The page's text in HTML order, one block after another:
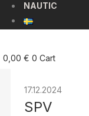
NAUTIC
0,00 € 0 Cart
17.12.2024
SPV